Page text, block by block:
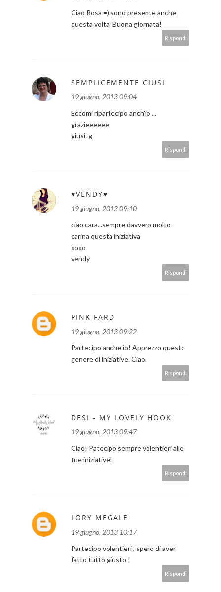
Ciao Rosa =) sono presente anche
questa volta. Buona giornata!
Rispondi
SEMPLICEMENTE GIUSI
19 giugno, 2013 09:04
Eccomi ripartecipo anch'io ...
grazieeeeee
giusi_g
Rispondi
♥VENDY♥
19 giugno, 2013 09:10
ciao cara...sempre davvero molto
carina questa iniziativa
xoxo
vendy
Rispondi
PINK FARD
19 giugno, 2013 09:22
Partecipo anche io! Apprezzo questo
genere di iniziative. Ciao.
Rispondi
DESI - MY LOVELY HOOK
19 giugno, 2013 09:47
Ciao! Patecipo sempre volentieri alle
tue iniziative!
Rispondi
LORY MEGALE
19 giugno, 2013 10:17
Partecipo volentieri , spero di aver
fatto tutto giusto !
Rispondi